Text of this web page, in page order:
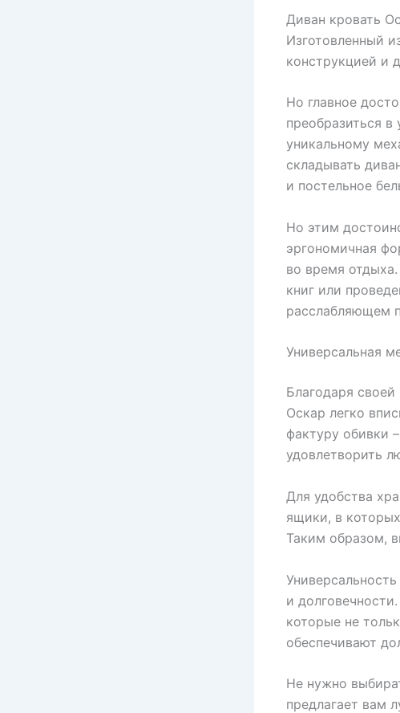
Диван кровать
Изготовленный
конструкцией и
Но главное
преобразиться
уникальному
складывать
и постельное
Но этим
эргономичная
во время
книг или
расслабляющем
Универсальная
Благодаря
Оскар легко
фактуру обивки
удовлетворить
Для удобства
ящики, в
Таким образом,
и
которые не
обеспечивают
Не нужно
предлагает вам